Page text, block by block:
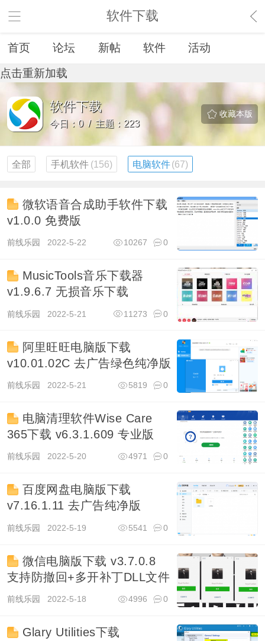
软件下载
首页 论坛 新帖 软件 活动
点击重新加载
软件下载
今日：0 / 主题：223
收藏本版
全部 手机软件 (156) 电脑软件(67)
微软语音合成助手软件下载
v1.0.0 免费版
前线乐园 2022-5-22 0
10267
MusicTools音乐下载器
v1.9.6.7 无损音乐下载
前线乐园 2022-5-21 0
11273
阿里旺旺电脑版下载
v10.01.02C 去广告绿色纯净版
前线乐园 2022-5-21 0
5819
电脑清理软件Wise Care
365下载 v6.3.1.609 专业版
前线乐园 2022-5-20 0
4971
百度网盘电脑版下载
v7.16.1.11 去广告纯净版
前线乐园 2022-5-19 0
5541
微信电脑版下载 v3.7.0.8
支持防撤回+多开补丁DLL文件
前线乐园 2022-5-18 0
4996
Glary Utilities下载